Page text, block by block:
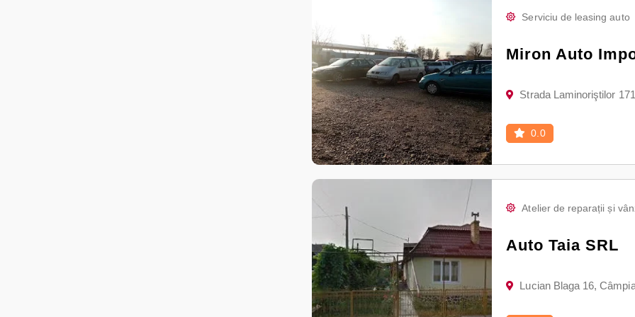
Serviciu de leasing auto
Miron Auto
Strada Laminoriştilor
0.0
Atelier de reparații și
Auto Taia SRL
Lucian Blaga 16,